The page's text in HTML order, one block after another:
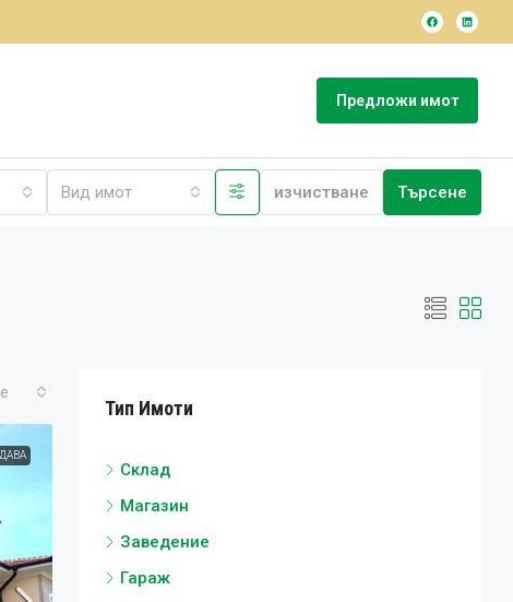
Предложи имот
Вид имот изчистване Търсене
Тип Имоти
Склад
Магазин
Заведение
Гараж